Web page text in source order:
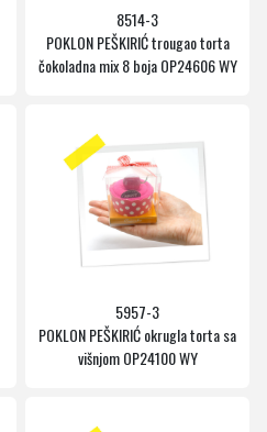
8514-3
POKLON PEŠKIRIĆ trougao torta
čokoladna mix 8 boja OP24606 WY
5957-3
POKLON PEŠKIRIĆ okrugla torta sa
višnjom OP24100 WY